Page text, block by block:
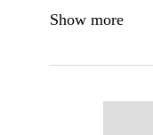
Show more